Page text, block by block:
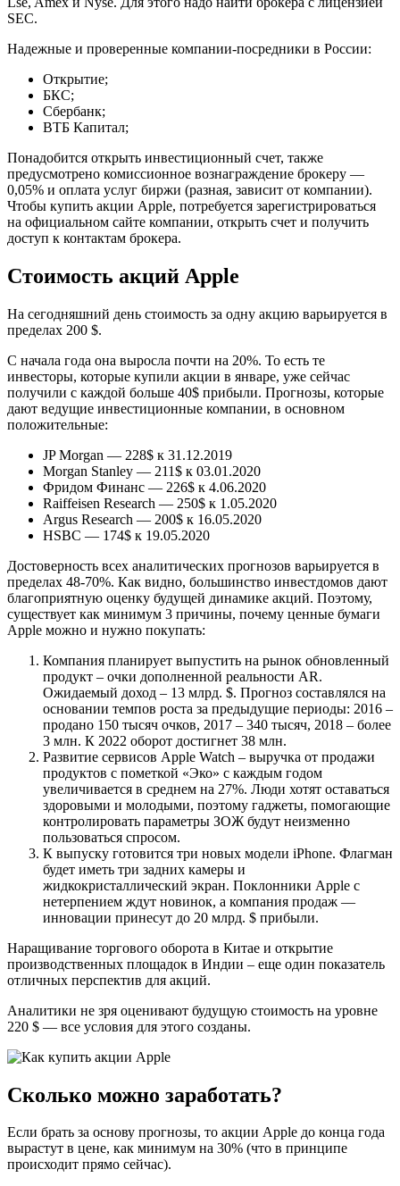
SEC.
Надежные и проверенные компании-посредники в России:
Открытие;
БКС;
Сбербанк;
ВТБ Капитал;
Понадобится открыть инвестиционный счет, также
предусмотрено комиссионное вознаграждение брокеру —
0,05% и оплата услуг биржи (разная, зависит от компании).
Чтобы купить акции Apple, потребуется зарегистрироваться
на официальном сайте компании, открыть счет и получить
доступ к контактам брокера.
Стоимость акций Apple
На сегодняшний день стоимость за одну акцию варьируется в
пределах 200 $.
С начала года она выросла почти на 20%. То есть те
инвесторы, которые купили акции в январе, уже сейчас
получили с каждой больше 40$ прибыли. Прогнозы, которые
дают ведущие инвестиционные компании, в основном
положительные:
JP Morgan — 228$ к 31.12.2019
Morgan Stanley — 211$ к 03.01.2020
Фридом Финанс — 226$ к 4.06.2020
Raiffeisen Research — 250$ к 1.05.2020
Argus Research — 200$ к 16.05.2020
HSBC — 174$ к 19.05.2020
Достоверность всех аналитических прогнозов варьируется в
пределах 48-70%. Как видно, большинство инвестдомов дают
благоприятную оценку будущей динамике акций. Поэтому,
существует как минимум 3 причины, почему ценные бумаги
Apple можно и нужно покупать:
Компания планирует выпустить на рынок обновленный
продукт – очки дополненной реальности AR.
Ожидаемый доход – 13 млрд. $. Прогноз составлялся на
основании темпов роста за предыдущие периоды: 2016 –
продано 150 тысяч очков, 2017 – 340 тысяч, 2018 – более
3 млн. К 2022 оборот достигнет 38 млн.
Развитие сервисов Apple Watch – выручка от продажи
продуктов с пометкой «Эко» с каждым годом
увеличивается в среднем на 27%. Люди хотят оставаться
здоровыми и молодыми, поэтому гаджеты, помогающие
контролировать параметры ЗОЖ будут неизменно
пользоваться спросом.
К выпуску готовится три новых модели iPhone. Флагман
будет иметь три задних камеры и
жидкокристаллический экран. Поклонники Apple с
нетерпением ждут новинок, а компания продаж —
инновации принесут до 20 млрд. $ прибыли.
Наращивание торгового оборота в Китае и открытие
производственных площадок в Индии – еще один показатель
отличных перспектив для акций.
Аналитики не зря оценивают будущую стоимость на уровне
220 $ — все условия для этого созданы.
Сколько можно заработать?
Если брать за основу прогнозы, то акции Apple до конца года
вырастут в цене, как минимум на 30% (что в принципе
происходит прямо сейчас).